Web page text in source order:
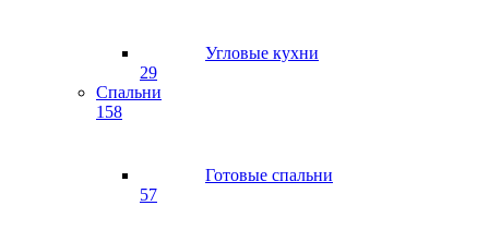
Угловые кухни
29
Спальни
158
Готовые спальни
57